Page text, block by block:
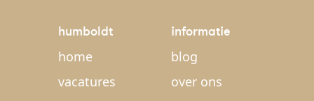
humboldt
home
vacatures
informatie
blog
over ons